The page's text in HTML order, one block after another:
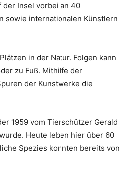
der Insel vorbei an 40
sowie internationalen Künstlern
in der Natur. Folgen kann
zu Fuß. Mithilfe der
der Kunstwerke die
1959 vom Tierschützer Gerald
Heute leben hier über 60
Spezies konnten bereits von